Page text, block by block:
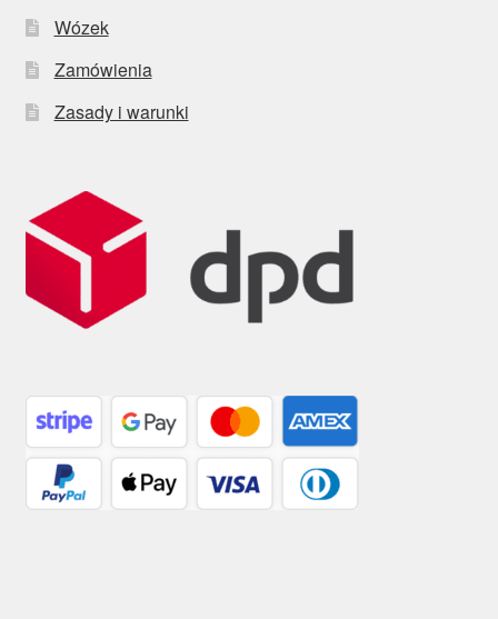
Wózek
Zamówienia
Zasady i warunki